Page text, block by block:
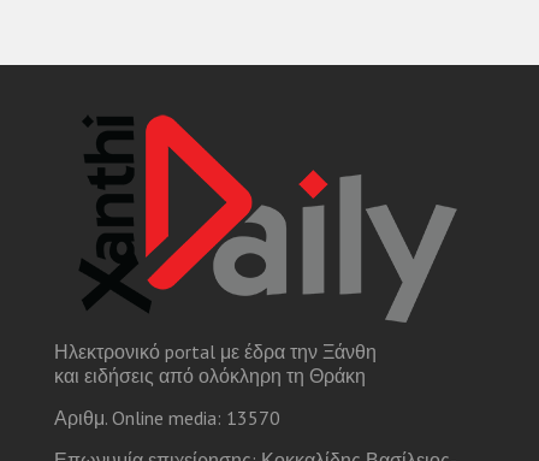
Ηλεκτρονικό portal με έδρα την Ξάνθη
και ειδήσεις από ολόκληρη τη Θράκη
Αριθμ. Online media: 13570